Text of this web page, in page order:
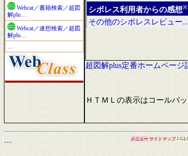
Webcat／書籍検索／超図
解plu…
Webcat／連想検索／超図
解plu…
…
シボレス利用者からの感想※
その他のシボレスレビュー
超図解plus定番ホームページ
ＨＴＭＬの表示はコールバ
… メニュー サイトマップ J-